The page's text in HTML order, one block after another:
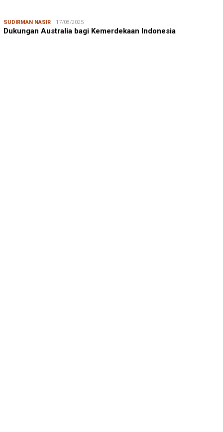
SUDIRMAN NASIR 17/08/2025
Dukungan Australia bagi Kemerdekaan Indonesia